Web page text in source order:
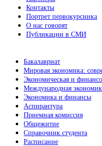
Контакты
Портрет первокурсника
О нас говорят
Публикации в СМИ
Бакалавриат
Мировая экономика:
Экономическая и
Международная
Экономика и финансы
Аспирантура
Приемная комиссия
Общежитие
Справочник студента
Расписание